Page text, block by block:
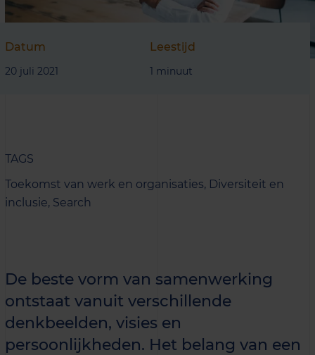
Datum
20 juli 2021
Leestijd
1 minuut
TAGS
Toekomst van werk en organisaties, Diversiteit en
inclusie, Search
De beste vorm van samenwerking
ontstaat vanuit verschillende
denkbeelden, visies en
persoonlijkheden. Het belang van een